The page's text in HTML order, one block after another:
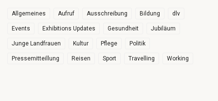
Allgemeines Aufruf Ausschreibung Bildung dlv
Events Exhibitions Updates Gesundheit Jubiläum
Junge Landfrauen Kultur Pflege Politik
Pressemitteillung Reisen Sport Travelling Working